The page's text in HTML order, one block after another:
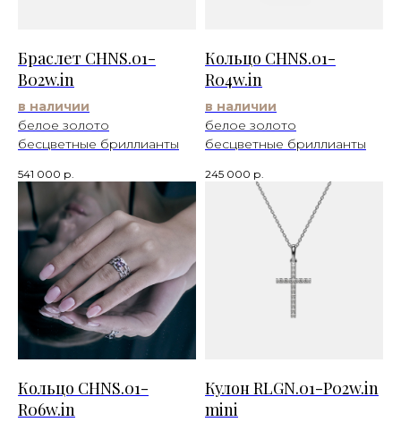
Браслет CHNS.01-
B02w.in
в наличии
белое золото
бесцветные бриллианты
541 000 р.
Кольцо CHNS.01-
R04w.in
в наличии
белое золото
бесцветные бриллианты
245 000 р.
Кольцо CHNS.01-
R06w.in
Кулон RLGN.01-P02w.in
mini